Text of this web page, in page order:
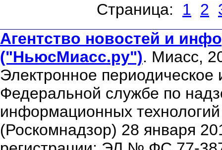
Cтраница: 1 2
Агентство новостей и
("НьюсМиасс.ру"). Миасс,
Электронное периодическое
Федеральной службе по
информационных
(Роскомнадзор) 28 января